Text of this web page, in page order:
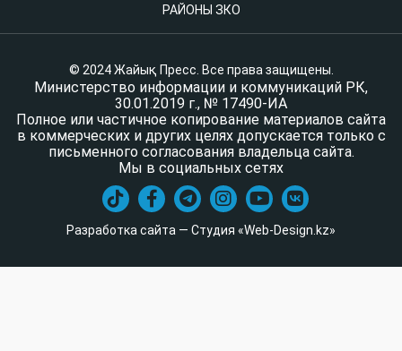
РАЙОНЫ ЗКО
© 2024 Жайық Пресс. Все права защищены.
Министерство информации и коммуникаций РК,
30.01.2019 г., № 17490-ИА
Полное или частичное копирование материалов сайта
в коммерческих и других целях допускается только с
письменного согласования владельца сайта.
Мы в социальных сетях
Разработка сайта — Студия «Web-Design.kz»